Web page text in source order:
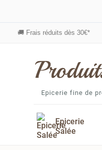
🚚 Frais réduits dès 30€*
Epicerie fine de
Epicerie
Salée